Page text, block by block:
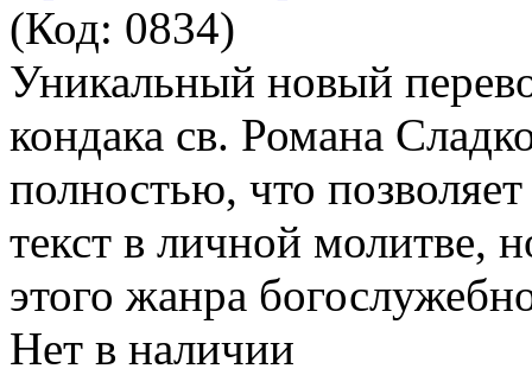
(Код: 0834)
Уникальный новый
кондака св. Романа
полностью, что позволяет
текст в личной молитве,
этого жанра
Нет в наличии